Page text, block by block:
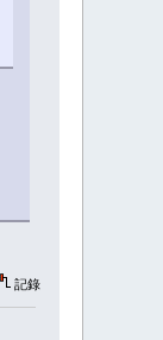
記錄